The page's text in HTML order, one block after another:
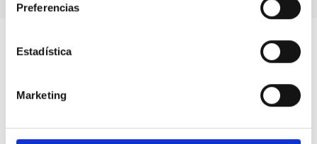
Preferencias
Estadística
Marketing